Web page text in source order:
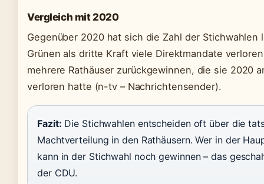
Vergleich mit 2020
Gegenüber 2020 hat sich die Zahl der Stichwahlen
Grünen als dritte Kraft viele Direktmandate
mehrere Rathäuser zurückgewinnen, die sie 2020
verloren hatte (n-tv – Nachrichtensender).
Fazit: Die Stichwahlen entscheiden oft über die
Machtverteilung in den Rathäusern. Wer in der
kann in der Stichwahl noch gewinnen – das
der CDU.